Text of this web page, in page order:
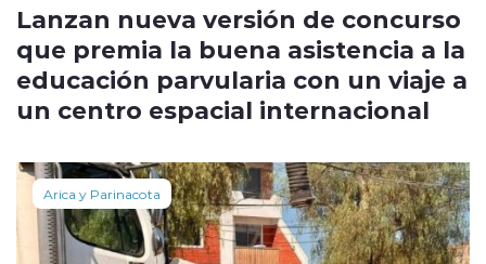
Lanzan nueva versión de concurso
que premia la buena asistencia a la
educación parvularia con un viaje a
un centro espacial internacional
Arica y Parinacota